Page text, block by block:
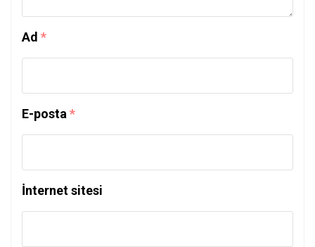
Ad *
E-posta*
İnternet sitesi